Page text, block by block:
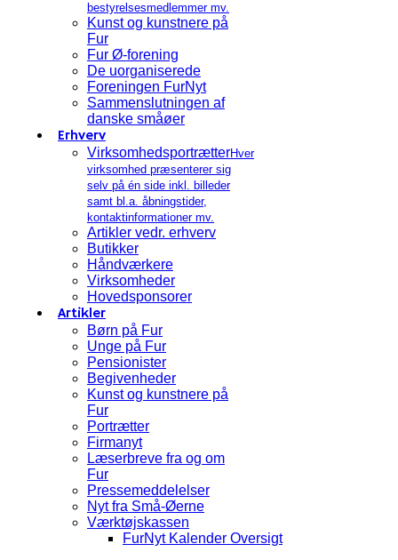
bestyrelsesmedlemmer mv.
Kunst og kunstnere på
Fur
Fur Ø-forening
De uorganiserede
Foreningen FurNyt
Sammenslutningen af
danske småøer
Erhverv
VirksomhedsportrætterHver
virksomhed præsenterer sig
selv på én side inkl. billeder
samt bl.a. åbningstider,
kontaktinformationer mv.
Artikler vedr. erhverv
Butikker
Håndværkere
Virksomheder
Hovedsponsorer
Artikler
Børn på Fur
Unge på Fur
Pensionister
Begivenheder
Kunst og kunstnere på
Fur
Portrætter
Firmanyt
Læserbreve fra og om
Fur
Pressemeddelelser
Nyt fra Små-Øerne
Værktøjskassen
FurNyt Kalender Oversigt